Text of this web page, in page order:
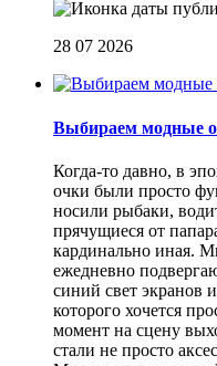
28 07 2026
Выбираем модные
Когда-то давно, в
очки были просто
носили рыбаки,
прячущиеся от
кардинально иная.
ежедневно
синий свет
которого хочется
момент на сцену
стали не просто